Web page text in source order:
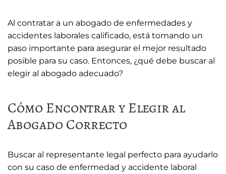
Al contratar a un abogado de enfermedades y
accidentes laborales calificado, está tomando un
paso importante para asegurar el mejor resultado
posible para su caso. Entonces, ¿qué debe buscar al
elegir al abogado adecuado?
Cómo Encontrar y Elegir al
Abogado Correcto
Buscar al representante legal perfecto para ayudarlo
con su caso de enfermedad y accidente laboral